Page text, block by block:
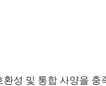
성 및 통합 사양을 충